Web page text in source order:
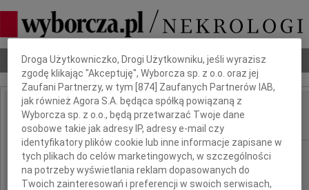
Nekrologi Odeszli Poradnik pogrzebowy
IMIĘ I NAZWISKO: Joachim Badeni
REGION: Kraków
DATA EMISJI: 13.03.2010
Dbamy o Twoją prywatność
Droga Użytkowniczko, Drogi Użytkowniku, jeśli wyrazisz
zgodę klikając "Akceptuję", Wyborcza sp. z o.o. oraz jej
Zaufani Partnerzy, w tym [874 ] Zaufanych Partnerów IAB,
jak również Agora S.A. będąca spółką powiązaną z
Wyborcza sp. z o.o., będą przetwarzać Twoje dane
osobowe takie jak adresy IP, adresy e-mail czy
identyfikatory plików cookie lub inne informacje zapisane w
tych plikach do celów marketingowych, w szczególności
na potrzeby wyświetlania reklam dopasowanych do
Twoich zainteresowań i preferencji w swoich serwisach,